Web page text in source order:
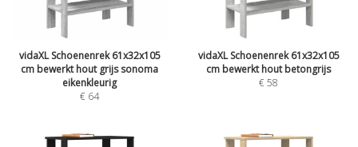
vidaXL Schoenenrek 61x32x105
cm bewerkt hout grijs sonoma
eikenkleurig
€ 64
vidaXL Schoenenrek 61x32x105
cm bewerkt hout betongrijs
€58